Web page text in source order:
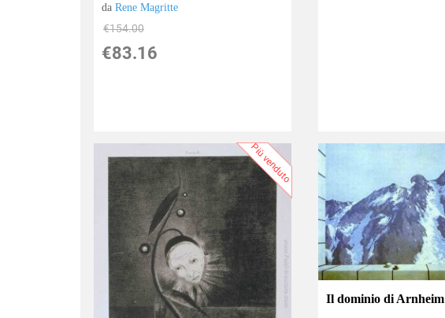
daRene Magritte
€154.00
€83.16
Più venduto
Il dominio di Arnheim